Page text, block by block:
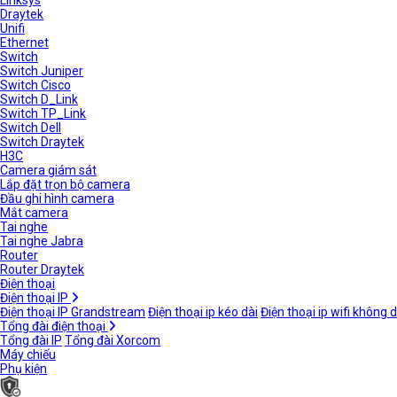
Draytek
Unifi
Ethernet
Switch
Switch Juniper
Switch Cisco
Switch D_Link
Switch TP_Link
Switch Dell
Switch Draytek
H3C
Camera giám sát
Lắp đặt trọn bộ camera
Đầu ghi hình camera
Mắt camera
Tai nghe
Tai nghe Jabra
Router
Router Draytek
Điện thoại
Điện thoại IP
Điện thoại IP Grandstream Điện thoại ip kéo dài Điện thoại ip wifi không
Tổng đài điện thoại
Tổng đài IP Tổng đài Xorcom
Máy chiếu
Phụ kiện